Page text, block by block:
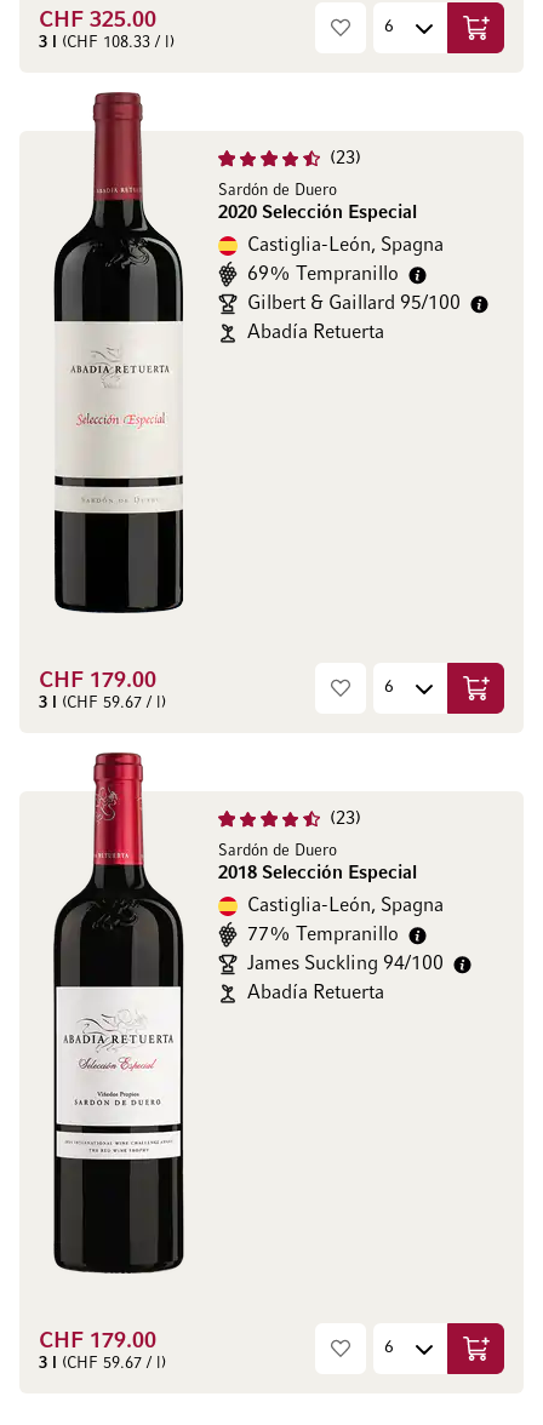
CHF 325.00
3 l (CHF 108.33 / l)
23
Sardón de Duero
2020 Selección Especial
Castiglia-León, Spagna
69% Tempranillo
Gilbert & Gaillard 95/100
Abadía Retuerta
CHF 179.00
3 l (CHF 59.67 / l)
23
Sardón de Duero
2018 Selección Especial
Castiglia-León, Spagna
77% Tempranillo
James Suckling 94/100
Abadía Retuerta
CHF 179.00
3 l (CHF 59.67 / l)